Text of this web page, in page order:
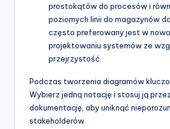
prostokątów do procesów i
poziomych linii do magazynów
często preferowany jest w
projektowaniu systemów ze
przejrzystość.
Podczas tworzenia diagramów
Wybierz jedną notację i stosuj ją
dokumentację, aby uniknąć
stakeholderów.